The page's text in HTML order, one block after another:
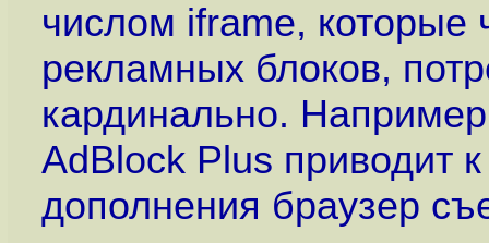
числом iframe, которые
рекламных блоков,
кардинально.
AdBlock Plus приводит
дополнения браузер